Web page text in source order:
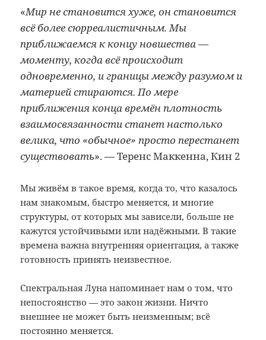
«Мир не становится хуже, он становится
всё более сюрреалистичным. Мы
приближаемся к концу новшества —
моменту, когда всё происходит
одновременно, и границы между разумом и
материей стираются. По мере
приближения конца времён плотность
взаимосвязанности станет настолько
велика, что «обычное» просто перестанет
существовать». — Теренс Маккенна, Кин 2
Мы живём в такое время, когда то, что казалось
нам знакомым, быстро меняется, и многие
структуры, от которых мы зависели, больше не
кажутся устойчивыми или надёжными. В такие
времена важна внутренняя ориентация, а также
готовность принять неизвестное.
Спектральная Луна напоминает нам о том, что
непостоянство — это закон жизни. Ничто
внешнее не может быть неизменным; всё
постоянно меняется.